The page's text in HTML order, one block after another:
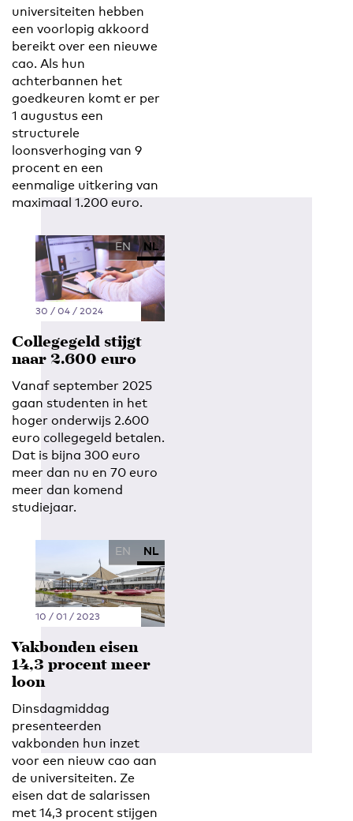
universiteiten hebben
een voorlopig akkoord
bereikt over een nieuwe
cao. Als hun
achterbannen het
goedkeuren komt er per
1 augustus een
structurele
loonsverhoging van 9
procent en een
eenmalige uitkering van
maximaal 1.200 euro.
EN NL
30 / 04 / 2024
Collegegeld stijgt
naar 2.600 euro
Vanaf september 2025
gaan studenten in het
hoger onderwijs 2.600
euro collegegeld betalen.
Dat is bijna 300 euro
meer dan nu en 70 euro
meer dan komend
studiejaar.
EN NL
10 / 01 / 2023
Vakbonden eisen
14,3 procent meer
loon
Dinsdagmiddag
presenteerden
vakbonden hun inzet
voor een nieuw cao aan
de universiteiten. Ze
eisen dat de salarissen
met 14,3 procent stijgen